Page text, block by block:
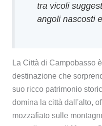
tra vicoli
angoli nascosti
La Città di Campobasso
destinazione che
suo ricco patrimonio
domina la città dall'alto,
mozzafiato sulle